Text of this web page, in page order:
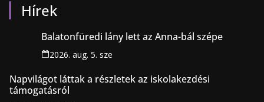
Hírek
Balatonfüredi lány lett az Anna-bál szépe
2026. aug. 5. sze
Napvilágot láttak a részletek az iskolakezdési
támogatásról